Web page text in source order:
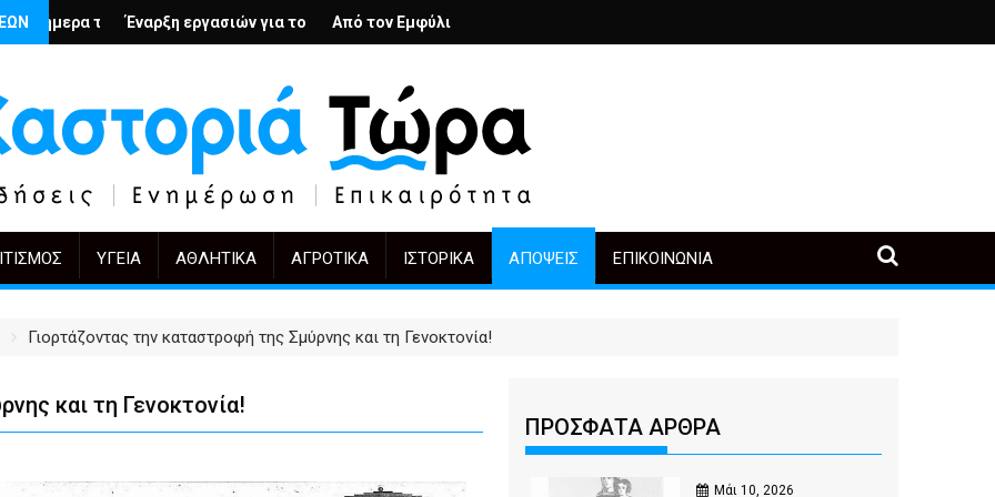
– Ο Άρμιν Βέγκνερ απέναντι στη λήθη
εργασιών για το Κέντρο Ημέρας Ολικής Φροντίδας στην Καστοριά
Από τον Εμφύλιο στην Πόλωση: το ίδιο έργο, άλλοι πρωταγωνιστές
KIFF 51: Η εικόνα μετά την αγορά
ΥΓΕΊΑ ΑΘΛΗΤΙΚΆ ΑΓΡΟΤΙΚΆ ΙΣΤΟΡΙΚΆ ΑΠΌΨΕΙΣ ΕΠΙΚΟΙΝΩΝΊΑ
Γιορτάζοντας την καταστροφή της Σμύρνης και τη Γενοκτονία!
και τη Γενοκτονία!
ΠΡΟΣΦΑΤΑ ΑΡΘΡΑ
Μάι 10, 2026